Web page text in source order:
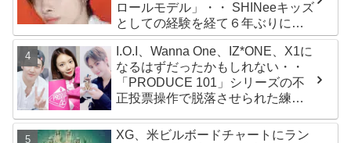
ロールモデル」・・ SHINeeキッズ
としての経験を経て６年ぶりに東
京ドームに帰還した感想は？
I.O.I、Wanna One、IZ*ONE、X1に
なるはずだったかもしれない・・
「PRODUCE 101」シリーズの不
正投票操作で脱落させられた練習
XG、米ビルボードチャートにラン